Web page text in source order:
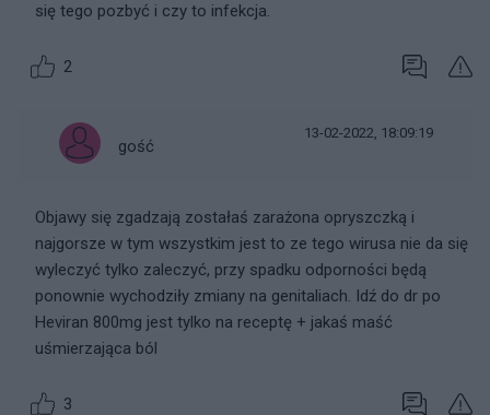
się tego pozbyć i czy to infekcja.
2
gość
13-02-2022, 18:09:19
Objawy się zgadzają zostałaś zarażona opryszczką i
najgorsze w tym wszystkim jest to ze tego wirusa nie da się
wyleczyć tylko zaleczyć, przy spadku odporności będą
ponownie wychodziły zmiany na genitaliach. Idź do dr po
Heviran 800mg jest tylko na receptę + jakaś maść
uśmierzająca ból
3